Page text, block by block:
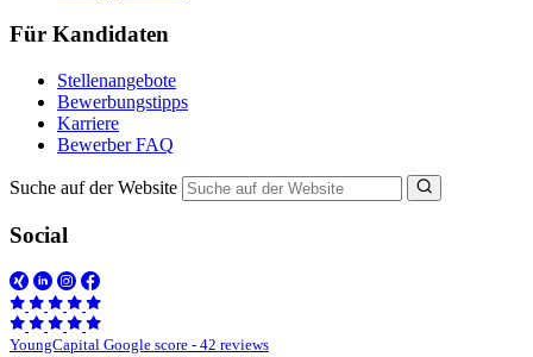
Für Kandidaten
Stellenangebote
Bewerbungstipps
Karriere
Bewerber FAQ
Suche auf der Website
Social
YoungCapital Google score - 42 reviews